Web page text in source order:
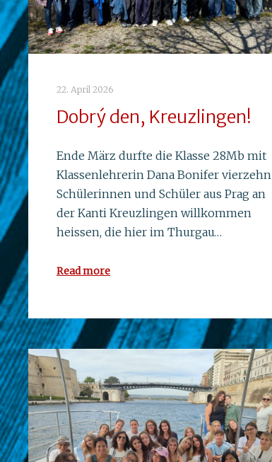
22. April 2026
Dobrý den, Kreuzlingen!
Ende März durfte die Klasse 28Mb mit
Klassenlehrerin Dana Bonifer vierzehn
Schülerinnen und Schüler aus Prag an
der Kanti Kreuzlingen willkommen
heissen, die hier im Thurgau…
Read more